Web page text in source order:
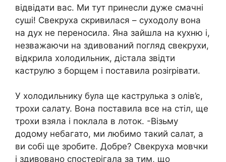
відвідати вас. Ми тут принесли дуже смачні
суші! Свекруха скривилася – суходолу вона
на дух не переносила. Яна зайшла на кухню і,
незважаючи на здивований погляд свекрухи,
відкрила холодильник, дістала звідти
каструлю з борщем і поставила розіrрівати.
У холодильнику була ще каструлька з олів’є,
трохи салату. Вона поставила все на стіл, ще
трохи взяла і поклала в лоток. -Візьму
додому небагато, ми любимо такий салат, а
ви собі ще зробите. Добре? Свекруха мовчки
і здивовано спостерігала за тим, що